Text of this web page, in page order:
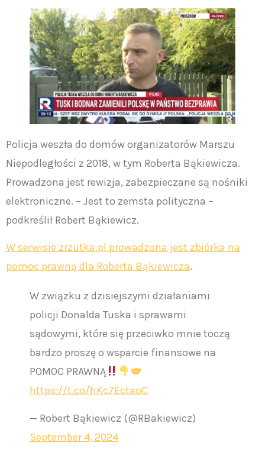
Policja weszła do domów organizatorów Marszu
Niepodległości z 2018, w tym Roberta Bąkiewicza.
Prowadzona jest rewizja, zabezpieczane są nośniki
elektroniczne. – Jest to zemsta polityczna –
podkreślił Robert Bąkiewicz.
W serwisie zrzutka.pl prowadzona jest zbiórka na
pomoc prawną dla Roberta Bąkiewicza.
W związku z dzisiejszymi działaniami
policji Donalda Tuska i sprawami
sądowymi, które się przeciwko mnie toczą
bardzo proszę o wsparcie finansowe na
POMOC PRAWNĄ
https://t.co/hKc7EctaoC
— Robert Bąkiewicz (@RBakiewicz)
September 4, 2024